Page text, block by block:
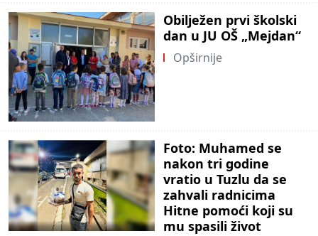
Obilježen prvi školski
dan u JU OŠ „Mejdan“
Opširnije
Foto: Muhamed se
nakon tri godine
vratio u Tuzlu da se
zahvali radnicima
Hitne pomoći koji su
mu spasili život